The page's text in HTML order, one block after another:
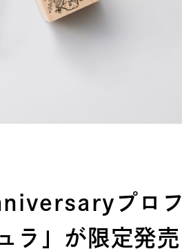
プロフ
ラ」が限定発売